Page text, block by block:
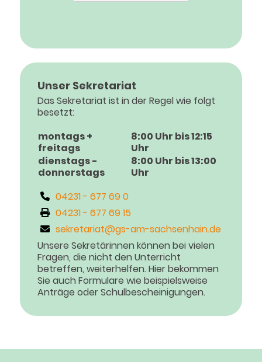
Unser Sekretariat
Das Sekretariat ist in der Regel wie folgt
besetzt:
montags +
freitags
8:00 Uhr bis 12:15
Uhr
dienstags -
donnerstags
8:00 Uhr bis 13:00
Uhr
04231 - 677 69 0
04231 - 677 69 15
sekretariat@gs-am-sachsenhain.de
Unsere Sekretärinnen können bei vielen
Fragen, die nicht den Unterricht
betreffen, weiterhelfen. Hier bekommen
Sie auch Formulare wie beispielsweise
Anträge oder Schulbescheinigungen.